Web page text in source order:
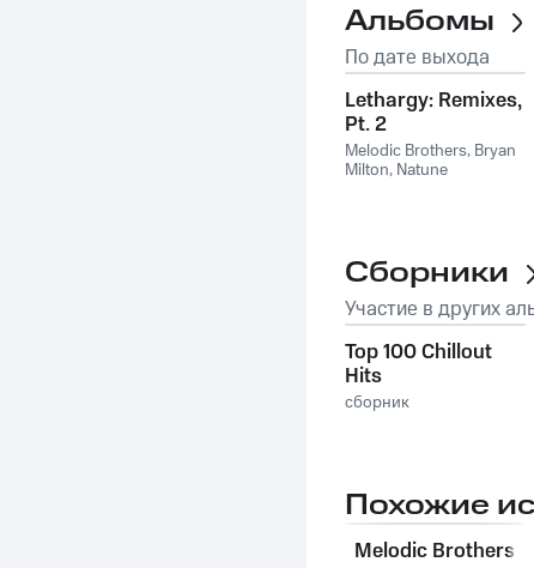
Альбомы
По дате выхода
Lethargy: Remixes,
Pt. 2
Melodic Brothers, Bryan
Milton, Natune
Сборники
Участие в других
Top 100 Chillout
Hits
сборник
Похожие
Melodic Brothers